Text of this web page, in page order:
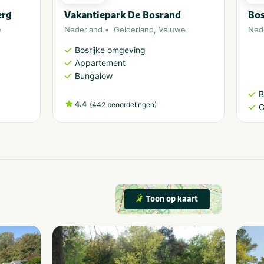
Vakantiepark De Bosrand
Nederland Gelderland, Veluwe
Bosrijke omgeving
Appartement
Bungalow
4.4 (442 beoordelingen)
Toon op kaart